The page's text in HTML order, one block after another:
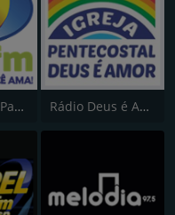
Feliz FM São Paulo Rádio Deus é Amor